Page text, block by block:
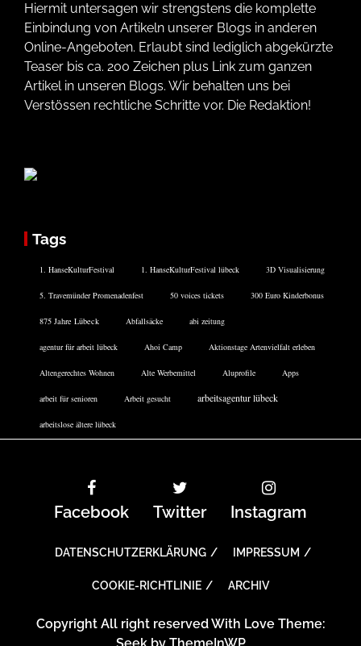
Hiermit untersagen wir strengstens die komplette
Einbindung von Artikeln unserer Blogs in anderen
Online-Angeboten. Erlaubt sind lediglich abgekürzte
Teaser bis ca. 200 Zeichen plus Link zum ganzen
Artikel in unseren Blogs. Wir behalten uns bei
Verstössen rechtliche Schritte vor. Die Redaktion!
Tags
1. HanseKulturFestival 1. HanseKulturFestival lübeck 3D Visualisierung
5. Travemünder Promenadenfest 50 voices tickets 300 Euro Kinderbonus
875 Jahre Lübeck Abfallsäcke abi zeitung
agentur für arbeit lübeck Ahoi Camp Aktionstage Artenvielfalt erleben
Altengerechtes Wohnen Alte Werbemittel Aluprofile Apps
arbeit für senioren Arbeit gesucht arbeitsagentur lübeck
arbeitslose ältere lübeck
Facebook Twitter Instagram
DATENSCHUTZERKLÄRUNG IMPRESSUM
COOKIE-RICHTLINIE ARCHIV
Copyright All right reserved With Love Theme: